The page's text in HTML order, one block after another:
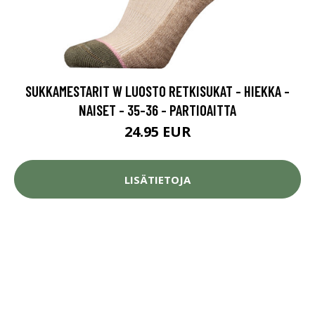
SUKKAMESTARIT W LUOSTO RETKISUKAT - HIEKKA -
NAISET - 35-36 - PARTIOAITTA
24.95 EUR
LISÄTIETOJA